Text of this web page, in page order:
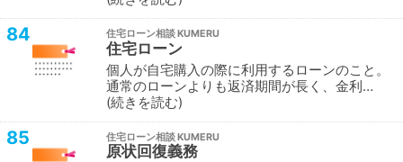
84 住宅ローン相談
住宅ローン
個人が自宅購入の際に利用するローンのこと。
通常のローンよりも返済期間が長く、金利…
続きを読む
85 住宅ローン相談
原状回復義務